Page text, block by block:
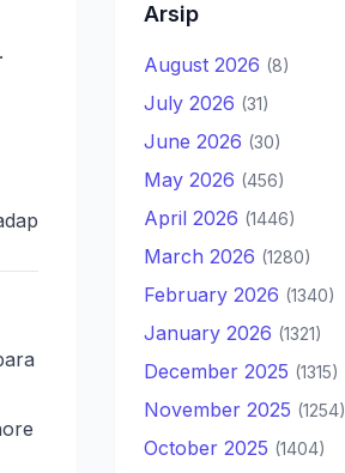
Arsip
August 2026 (8)
July 2026 (31)
June 2026 (30)
May 2026 (456)
April 2026 (1446)
March 2026 (1280)
February 2026 (1340)
January 2026 (1321)
December 2025 (1315)
November 2025 (1254)
October 2025 (1404)